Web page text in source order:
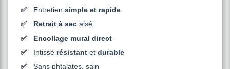
Entretien simple et rapide
Retrait à secaisé
Encollage mural direct
Intissé résistantet durable
Sans phtalates, sain